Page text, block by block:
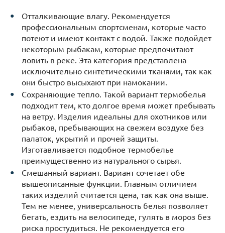
Отталкивающие влагу. Рекомендуется
профессиональным спортсменам, которые часто
потеют и имеют контакт с водой. Также подойдет
некоторым рыбакам, которые предпочитают
ловить в реке. Эта категория представлена
исключительно синтетическими тканями, так как
они быстро высыхают при намокании.
Сохраняющие тепло. Такой вариант термобелья
подходит тем, кто долгое время может пребывать
на ветру. Изделия идеальны для охотников или
рыбаков, пребывающих на свежем воздухе без
палаток, укрытий и прочей защиты.
Изготавливается подобное термобелье
преимущественно из натурального сырья.
Смешанный вариант. Вариант сочетает обе
вышеописанные функции. Главным отличием
таких изделий считается цена, так как она выше.
Тем не менее, универсальность белья позволяет
бегать, ездить на велосипеде, гулять в мороз без
риска простудиться. Не рекомендуется его